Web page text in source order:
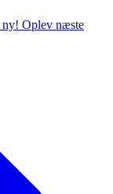
ny! Oplev næste